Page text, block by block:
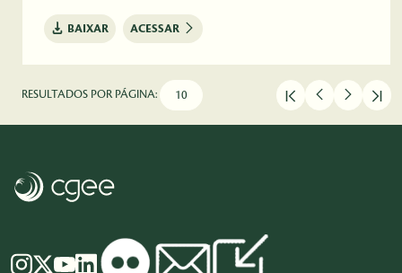
BAIXAR ACESSAR
RESULTADOS POR PÁGINA: